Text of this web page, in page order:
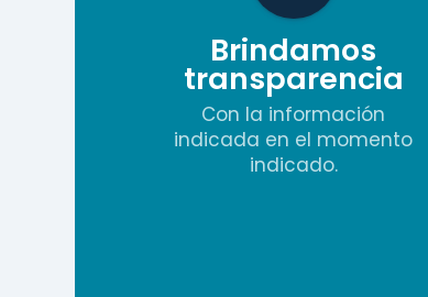
Brindamos
transparencia
Con la información
indicada en el momento
indicado.